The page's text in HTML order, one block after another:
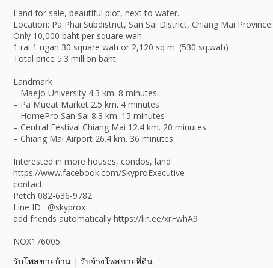
Land for sale, beautiful plot, next to water.
Location: Pa Phai Subdistrict, San Sai District, Chiang Mai Province.
Only 10,000 baht per square wah.
1 rai 1 ngan 30 square wah or 2,120 sq m. (530 sq.wah)
Total price 5.3 million baht.
.
Landmark
– Maejo University 4.3 km. 8 minutes
– Pa Mueat Market 2.5 km. 4 minutes
– HomePro San Sai 8.3 km. 15 minutes
– Central Festival Chiang Mai 12.4 km. 20 minutes.
– Chiang Mai Airport 26.4 km. 36 minutes
.
Interested in more houses, condos, land
https://www.facebook.com/SkyproExecutive
contact
Petch 082-636-9782
Line ID : @skyprox
add friends automatically https://lin.ee/xrFwhA9
.
NOX176005
รับโพสขายบ้าน | รับจ้างโพสขายที่ดิน